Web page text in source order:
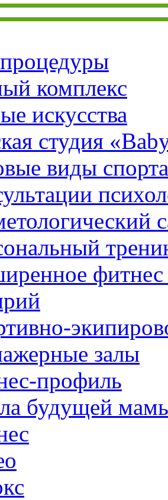
комплекс
искусства
студия
виды спорта
фитнес
залы
профиль
будущей